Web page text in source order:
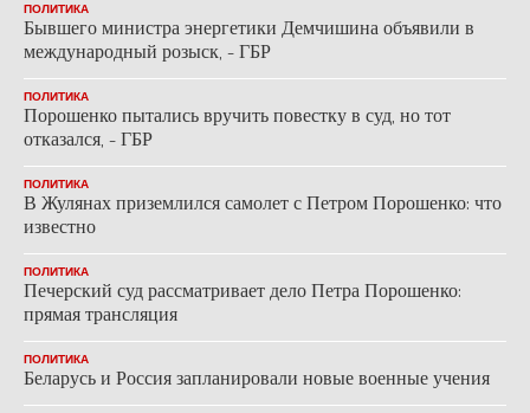
ПОЛИТИКА
Бывшего министра энергетики Демчишина объявили в
международный розыск, - ГБР
ПОЛИТИКА
Порошенко пытались вручить повестку в суд, но тот
отказался, - ГБР
ПОЛИТИКА
В Жулянах приземлился самолет с Петром Порошенко: что
известно
ПОЛИТИКА
Печерский суд рассматривает дело Петра Порошенко:
прямая трансляция
ПОЛИТИКА
Беларусь и Россия запланировали новые военные учения